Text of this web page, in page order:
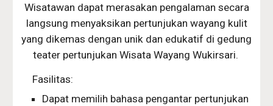
Wisatawan dapat merasakan pengalaman secara
langsung menyaksikan pertunjukan wayang kulit
yang dikemas dengan unik dan edukatif di gedung
teater pertunjukan Wisata Wayang Wukirsari.
Fasilitas:
Dapat memilih bahasa pengantar pertunjukan